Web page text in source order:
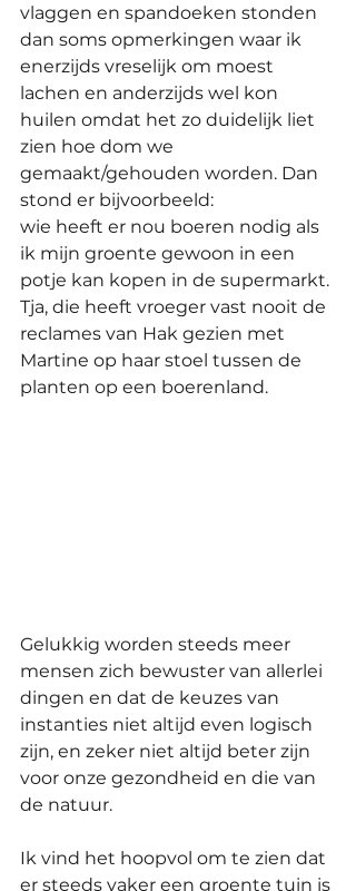
vlaggen en spandoeken stonden
dan soms opmerkingen waar ik
enerzijds vreselijk om moest
lachen en anderzijds wel kon
huilen omdat het zo duidelijk liet
zien hoe dom we
gemaakt/gehouden worden. Dan
stond er bijvoorbeeld:
wie heeft er nou boeren nodig als
ik mijn groente gewoon in een
potje kan kopen in de supermarkt.
Tja, die heeft vroeger vast nooit de
reclames van Hak gezien met
Martine op haar stoel tussen de
planten op een boerenland.
Gelukkig worden steeds meer
mensen zich bewuster van allerlei
dingen en dat de keuzes van
instanties niet altijd even logisch
zijn, en zeker niet altijd beter zijn
voor onze gezondheid en die van
de natuur.
Ik vind het hoopvol om te zien dat
er steeds vaker een groente tuin is